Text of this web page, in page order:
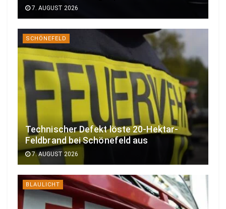
7. AUGUST 2026
SCHÖNEFELD
Technischer Defekt löste 20-Hektar-
Feldbrand bei Schönefeld aus
7. AUGUST 2026
BLAULICHT